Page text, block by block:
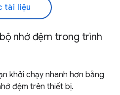
tài liệu
nhớ đệm trong trình
khởi chạy nhanh hơn bằng
đệm trên thiết bị.